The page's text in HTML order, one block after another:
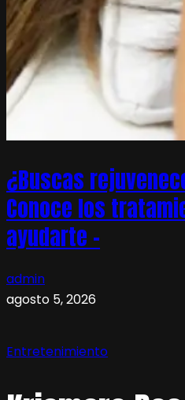
¿Buscas
Conoce los
ayudarte –
admin
agosto 5, 2026
Entretenimiento